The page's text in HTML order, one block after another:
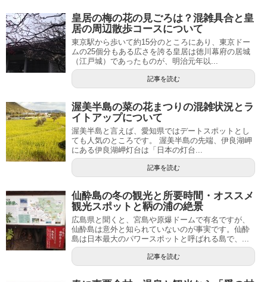
皇居の梅の花の見ごろは？混雑具合と皇
居の周辺散歩コースについて
東京駅から歩いて約15分のところにあり、東京ドー
ムの25個分もある広さを誇る皇居は徳川幕府の居城
（江戸城）であったものが、明治元年以...
記事を読む
渥美半島の菜の花まつりの混雑状況とラ
イトアップについて
渥美半島と言えば、愛知県ではデートスポットとし
ても人気のところです。 渥美半島の先端、伊良湖岬
にある伊良湖岬灯台は「日本の灯台...
記事を読む
仙酔島の冬の観光と所要時間・オススメ
観光スポットと鞆の浦の絶景
広島県と聞くと、宮島や原爆ドームで有名ですが、
仙酔島は意外と知られていないのが事実です。仙酔
島は日本最大のパワースポットと呼ばれる島で、...
記事を読む